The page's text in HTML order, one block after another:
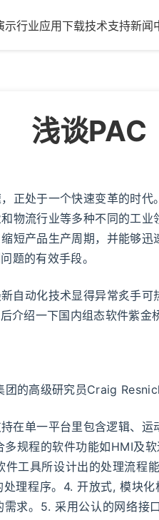
示行业应用下载技术支持新闻
浅谈PAC
处于一个快速变革的时代
物流行业等多种不同的工
短产品生产周期，并能够
题的有效手段。
动化技术显得异常炙手可
介绍一下国内组态软件紫金
的高级研究员Craig
单一平台里包含逻辑、运
规程的软件功能如HMI及
工具所设计出的处理流程
理程序。4. 开放式, 模块
求。5. 采用公认的网络接